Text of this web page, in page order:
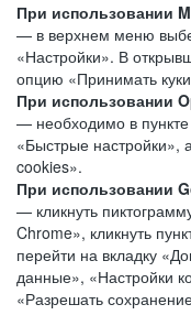
При использовании
— в верхнем меню
«Настройки». В
опцию «Принимать
При использовании
— необходимо в
«Быстрые настройки»,
cookies».
При использовании
— кликнуть
Chrome», кликнуть
перейти на вкладку
данные», «Настройки
«Разрешать